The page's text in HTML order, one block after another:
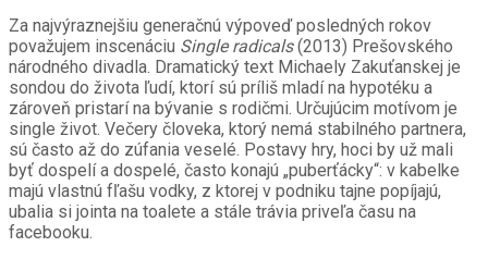
Za najvýraznejšiu generačnú výpoveď posledných rokov
považujem inscenáciu Single radicals(2013) Prešovského
národného divadla. Dramatický text Michaely Zakuťanskej je
sondou do života ľudí, ktorí sú príliš mladí na hypotéku a
zároveň pristarí na bývanie s rodičmi. Určujúcim motívom je
single život. Večery človeka, ktorý nemá stabilného partnera,
sú často až do zúfania veselé. Postavy hry, hoci by už mali
byť dospelí a dospelé, často konajú „puberťácky“: v kabelke
majú vlastnú fľašu vodky, z ktorej v podniku tajne popíjajú,
ubalia si jointa na toalete a stále trávia priveľa času na
facebooku.